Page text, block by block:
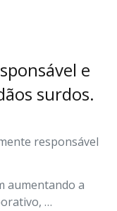
e
surdos.
responsável
aumentando a
…